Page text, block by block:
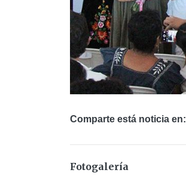
Comparte está noticia en:
Fotogalería